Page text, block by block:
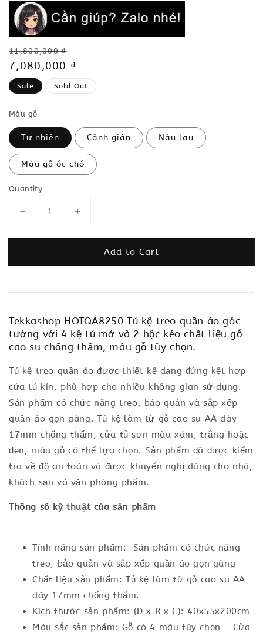
Regular
price
11,800,000 ₫
Sale
price
7,080,000 ₫
Sale Sold Out
Màu gỗ
Tự nhiên Cánh gián Nâu lau
Màu gỗ óc chó
Quantity
Add to Cart
Tekkashop HOTQA8250 Tủ kệ treo quần áo góc
tường với 4 kệ tủ mở và 2 hộc kéo chất liệu gỗ
cao su chống thấm, màu gỗ tùy chọn.
Tủ kệ treo quần áo được thiết kế dạng đứng kết hợp
cửa tủ kín, phù hợp cho nhiều không gian sử dụng.
Sản phẩm có chức năng treo, bảo quản và sắp xếp
quần áo gọn gàng. Tủ kệ làm từ gỗ cao su AA dày
17mm chống thấm, cửa tủ sơn màu xám, trắng hoặc
đen, màu gỗ có thể lựa chọn. Sản phẩm đã được kiểm
tra về độ an toàn và được khuyến nghị dùng cho nhà,
khách sạn và văn phòng phẩm.
Thông số kỹ thuật của sản phẩm
Tính năng sản phẩm: Sản phẩm có chức năng
treo, bảo quản và sắp xếp quần áo gọn gàng
Chất liệu sản phẩm: Tủ kệ làm từ gỗ cao su AA
dày 17mm chống thấm.
Kích thước sản phẩm: (D x R x C): 40x55x200cm
Màu sắc sản phẩm: Gỗ có 4 màu tùy chọn - Cửa